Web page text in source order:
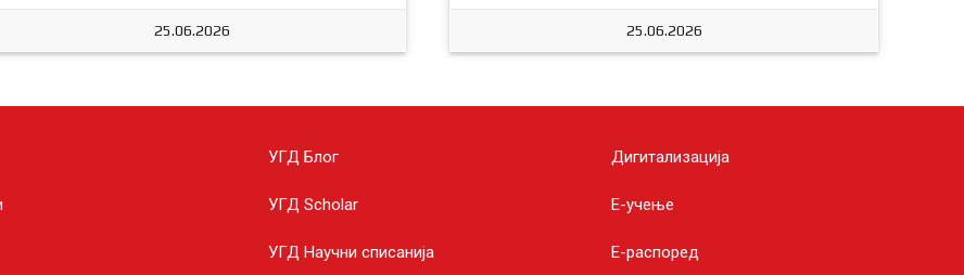
25.06.2026 25.06.2026
УГД Блог
УГД Scholar
УГД Научни списанија
Дигитализација
E-учење
Е-распоред